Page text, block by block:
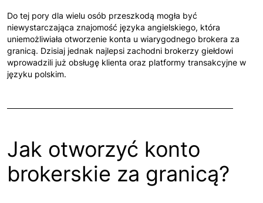
Do tej pory dla wielu osób przeszkodą mogła być
niewystarczająca znajomość języka angielskiego, która
uniemożliwiała otworzenie konta u wiarygodnego brokera za
granicą. Dzisiaj jednak najlepsi zachodni brokerzy giełdowi
wprowadzili już obsługę klienta oraz platformy transakcyjne w
języku polskim.
Jak otworzyć konto
brokerskie za granicą?